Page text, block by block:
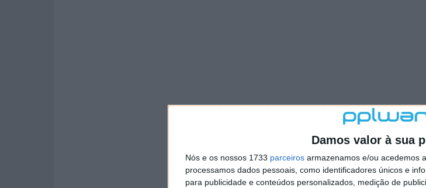
Damos valor à sua
Nós e os nossos 1733 parceiros armazenamos e/ou acedemos
processamos dados pessoais, como identificadores únicos e
para publicidade e conteúdos personalizados, medição de